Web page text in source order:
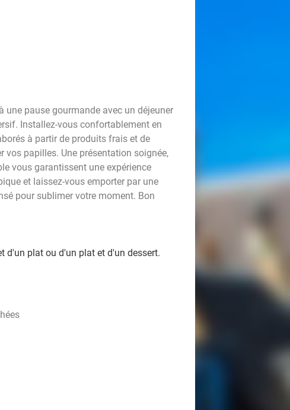
une pause gourmande avec un déjeuner
Installez-vous confortablement en
à partir de produits frais et de
papilles. Une présentation soignée,
vous garantissent une expérience
et laissez-vous emporter par une
pour sublimer votre moment. Bon
d'un plat ou d'un plat et d'un dessert.